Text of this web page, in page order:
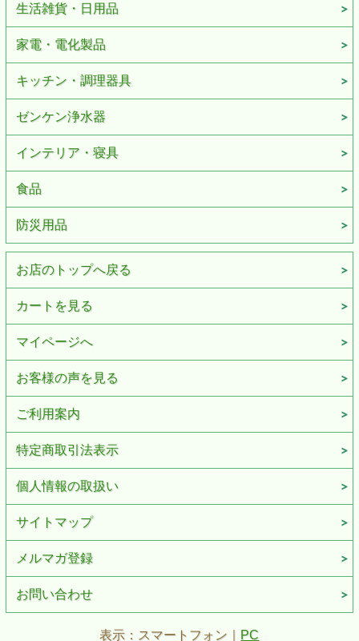
生活雑貨・日用品
家電・電化製品
キッチン・調理器具
ゼンケン浄水器
インテリア・寝具
食品
防災用品
お店のトップへ戻る
カートを見る
マイページへ
お客様の声を見る
ご利用案内
特定商取引法表示
個人情報の取扱い
サイトマップ
メルマガ登録
お問い合わせ
表示：スマートフォン｜ PC